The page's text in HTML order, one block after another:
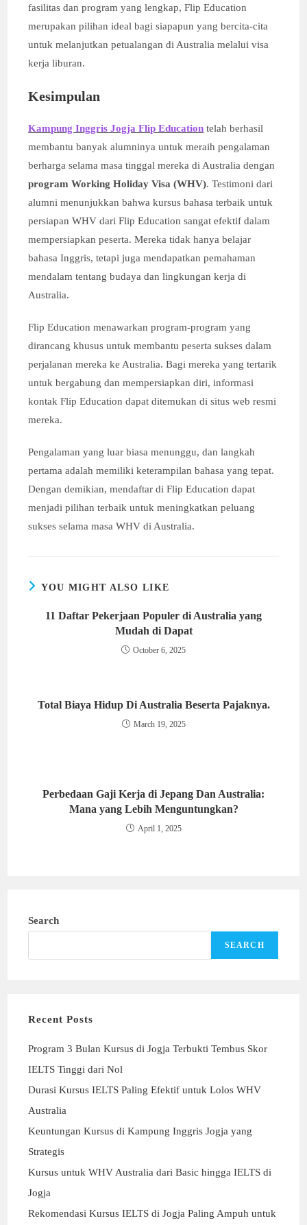
fasilitas dan program yang lengkap, Flip Education
merupakan pilihan ideal bagi siapapun yang bercita-cita
untuk melanjutkan petualangan di Australia melalui visa
kerja liburan.
Kesimpulan
Kampung Inggris Jogja Flip Education telah berhasil
membantu banyak alumninya untuk meraih pengalaman
berharga selama masa tinggal mereka di Australia dengan
program Working Holiday Visa (WHV). Testimoni dari
alumni menunjukkan bahwa kursus bahasa terbaik untuk
persiapan WHV dari Flip Education sangat efektif dalam
mempersiapkan peserta. Mereka tidak hanya belajar
bahasa Inggris, tetapi juga mendapatkan pemahaman
mendalam tentang budaya dan lingkungan kerja di
Australia.
Flip Education menawarkan program-program yang
dirancang khusus untuk membantu peserta sukses dalam
perjalanan mereka ke Australia. Bagi mereka yang tertarik
untuk bergabung dan mempersiapkan diri, informasi
kontak Flip Education dapat ditemukan di situs web resmi
mereka.
Pengalaman yang luar biasa menunggu, dan langkah
pertama adalah memiliki keterampilan bahasa yang tepat.
Dengan demikian, mendaftar di Flip Education dapat
menjadi pilihan terbaik untuk meningkatkan peluang
sukses selama masa WHV di Australia.
YOU MIGHT ALSO LIKE
11 Daftar Pekerjaan Populer di Australia yang
Mudah di Dapat
October 6, 2025
Total Biaya Hidup Di Australia Beserta Pajaknya.
March 19, 2025
Perbedaan Gaji Kerja di Jepang Dan Australia:
Mana yang Lebih Menguntungkan?
April 1, 2025
Search
SEARCH
Recent Posts
Program 3 Bulan Kursus di Jogja Terbukti Tembus Skor
IELTS Tinggi dari Nol
Durasi Kursus IELTS Paling Efektif untuk Lolos WHV
Australia
Keuntungan Kursus di Kampung Inggris Jogja yang
Strategis
Kursus untuk WHV Australia dari Basic hingga IELTS di
Jogja
Rekomendasi Kursus IELTS di Jogja Paling Ampuh untuk